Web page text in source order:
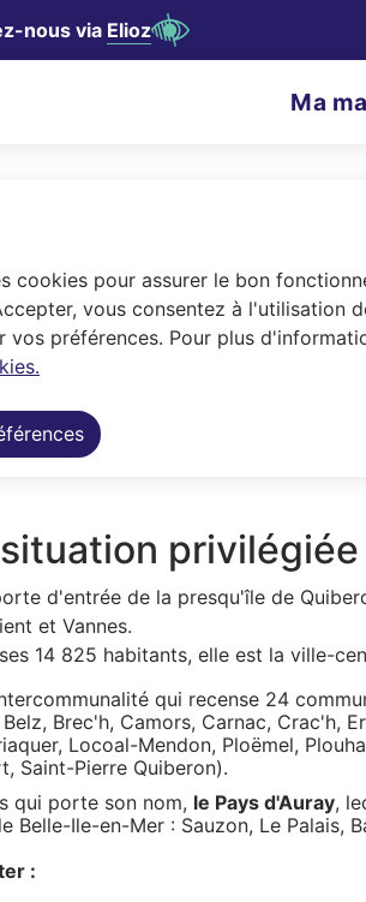
cookies pour assurer le bon
vous consentez à l'utilisation
vos préférences. Pour plus
contenu principal
nous via Elioz
Menu
N
g
a
t
p
r
n
c
i
p
Ma
habitants. Dotée d'un
privilégiée
d'entrée de la presqu'île de
et Vannes.
14 825 habitants, elle est la ville-
qui recense 24
Belz, Brec'h, Camors, Carnac, Crac'h,
Locoal-Mendon, Ploëmel,
Saint-Pierre Quiberon).
qui porte son nom, le Pays d'Auray,
Belle-Ile-en-Mer : Sauzon, Le Palais,
: